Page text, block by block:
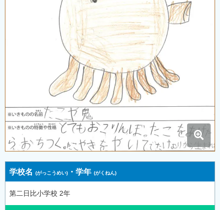
学校名 ・学年
第二日比小学校 2年